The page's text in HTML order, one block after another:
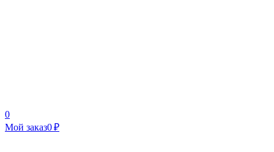
0
Мой заказ0 ₽